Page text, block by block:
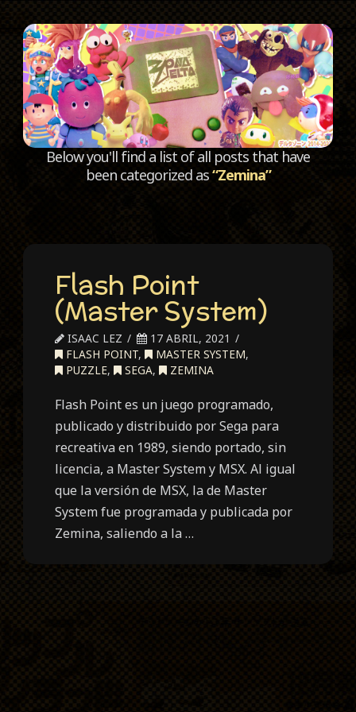
Below you'll find a list of all posts that have
been categorized as“Zemina”
Flash Point
(Master System)
ISAAC LEZ
17 ABRIL, 2021
FLASH POINT, MASTER SYSTEM,
PUZZLE, SEGA, ZEMINA
Flash Point es un juego programado,
publicado y distribuido por Sega para
recreativa en 1989, siendo portado, sin
licencia, a Master System y MSX. Al igual
que la versión de MSX, la de Master
System fue programada y publicada por
Zemina, saliendo a la …